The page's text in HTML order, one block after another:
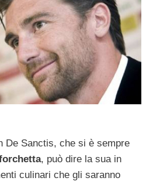
De Sanctis, che si è sempre
, può dire la sua in
culinari che gli saranno